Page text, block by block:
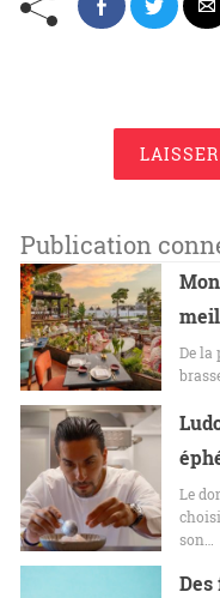
Publication
De la
Le
son…
Des